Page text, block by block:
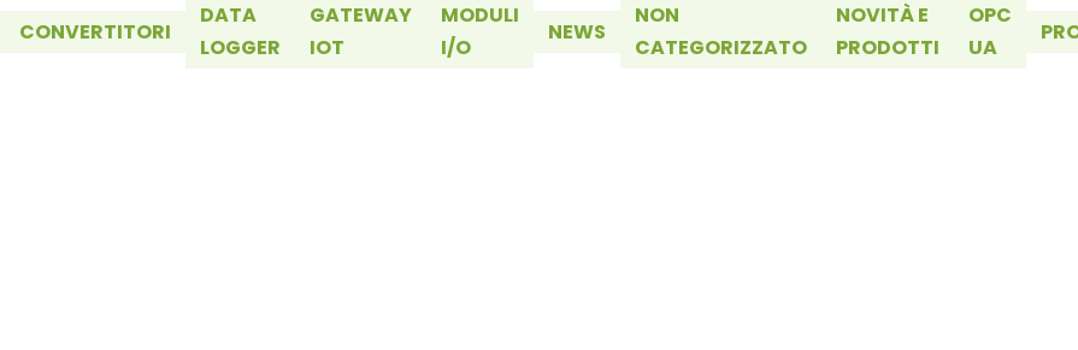
CONVERTITORI
DATA
LOGGER
GATEWAY
IOT
MODULI
I/O
NEWS
NON
CATEGORIZZATO
NOVITÀ E
PRODOTTI
OPC
UA